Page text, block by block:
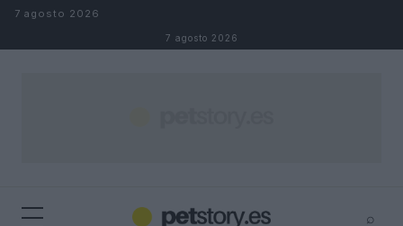
Saltar al contenido
7 agosto 2026
7 agosto 2026
⌕